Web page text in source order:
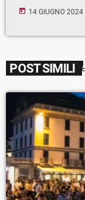
today 14 GIUGNO 2024
POST SIMILI